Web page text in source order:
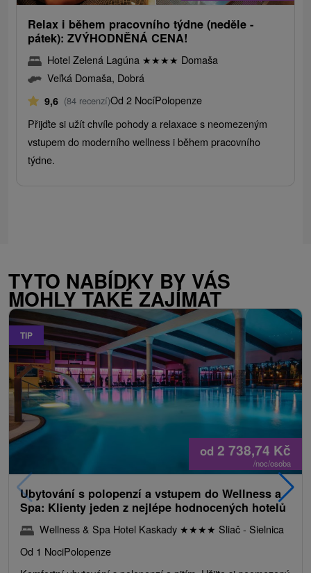
Relax i během pracovního týdne (neděle -
pátek): ZVÝHODNĚNÁ CENA!
Hotel Zelená Lagúna ★★★★ Domaša
Veľká Domaša, Dobrá
9,6 (84 recenzí)Od 2 NocíPolopenze
Přijďte si užít chvíle pohody a relaxace s neomezeným
vstupem do moderního wellness i během pracovního
týdne.
TYTO NABÍDKY BY VÁS
MOHLY TAKÉ ZAJÍMAT
TIP
od 2 738,74 Kč
/noc/osoba
Ubytování s polopenzí a vstupem do Wellness a
Spa: Klienty jeden z nejlépe hodnocených hotelů
Wellness & Spa Hotel Kaskady ★★★★ Sliač - Sielnica
Od 1 NociPolopenze